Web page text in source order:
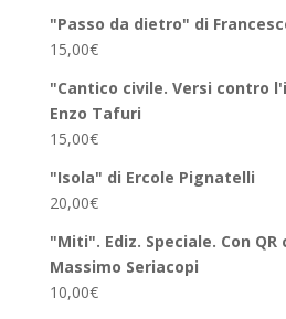
"Passo da dietro" di
15,00€
"Cantico civile. Versi contro
Enzo Tafuri
15,00€
"Isola" di Ercole Pignatelli
20,00€
"Miti". Ediz. Speciale. Con QR
Massimo Seriacopi
10,00€